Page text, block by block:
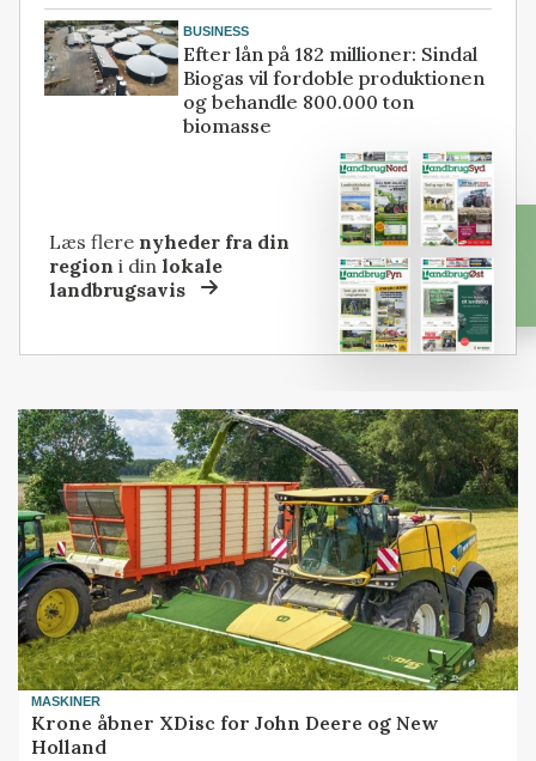
BUSINESS
Efter lån på 182 millioner: Sindal
Biogas vil fordoble produktionen
og behandle 800.000 ton
biomasse
Læs flere nyheder fra din
region i dinlokale
landbrugsavis
MASKINER
Krone åbner XDisc for John Deere og New
Holland